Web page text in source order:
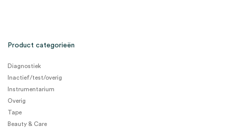
Product categorieën
Diagnostiek
Inactief/test/overig
Instrumentarium
Overig
Tape
Beauty & Care